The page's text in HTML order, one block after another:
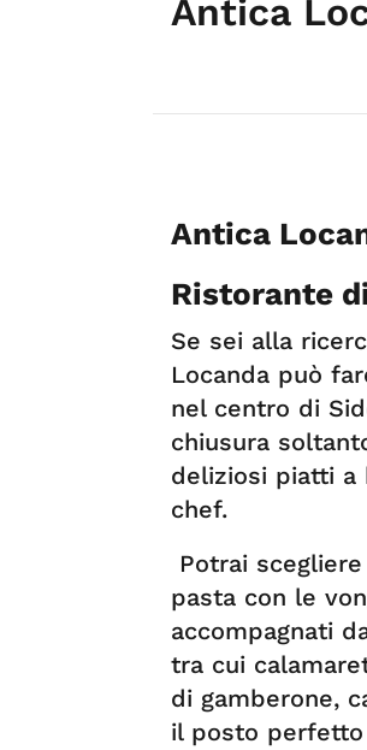
Antica
Antica
Ristorante
Se sei alla
Locanda può
nel centro di
chiusura
deliziosi piatti a
chef.
Potrai
pasta con le
accompagnati
tra cui
di gamberone,
il posto perfetto